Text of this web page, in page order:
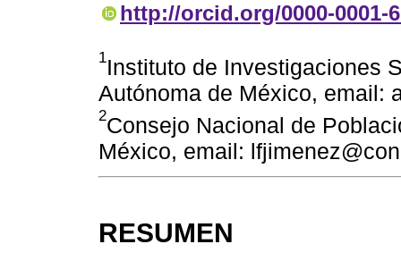
http://orcid.org/0000-0001-
1Instituto de Investigaciones
Autónoma de México, email:
2Consejo Nacional de
México, email:
RESUMEN